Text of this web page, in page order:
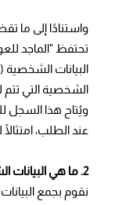
تحتفظ "الماجد
الشخصية التي تتم
ويُتاح هذا السجل
عند الطلب،
2. ما هي البيانات الشخصية التي نجمعها عنك؟
نقوم بجمع